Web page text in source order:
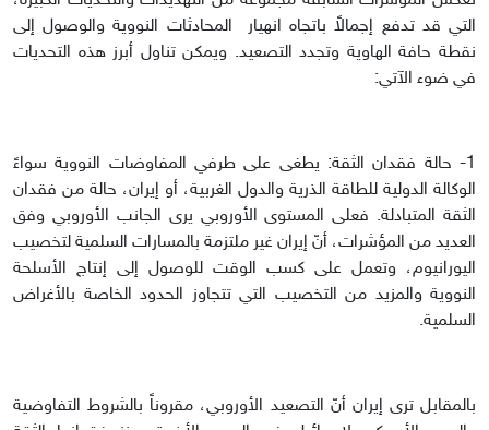
التي قد تدفع إجمالاً باتجاه انهيار المحادثات النووية والوصول إلى
نقطة حافة الهاوية وتجدد التصعيد. ويمكن تناول أبرز هذه التحديات
في ضوء الآتي:
1- حالة فقدان الثقة: يطغى على طرفي المفاوضات النووية سواءً
الوكالة الدولية للطاقة الذرية والدول الغربية، أو إيران، حالة من فقدان
الثقة المتبادلة. فعلى المستوى الأوروبي يرى الجانب الأوروبي وفق
العديد من المؤشرات، أنّ إيران غير ملتزمة بالمسارات السلمية لتخصيب
اليورانيوم، وتعمل على كسب الوقت للوصول إلى إنتاج الأسلحة
النووية والمزيد من التخصيب التي تتجاوز الحدود الخاصة بالأغراض
السلمية.
بالمقابل ترى إيران أنّ التصعيد الأوروبي، مقروناً بالشروط التفاوضية